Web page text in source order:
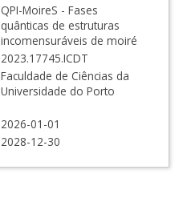
QPI-MoireS - Fases
quânticas de estruturas
incomensuráveis de moiré
2023.17745.ICDT
Faculdade de Ciências da
Universidade do Porto
2026-01-01
2028-12-30